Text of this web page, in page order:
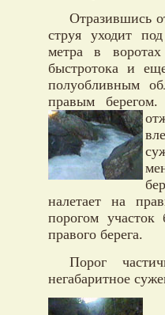
Отразившись
струя уходит
метра в
быстротока и
полуобливным
правым
налетает на
порогом
правого берега.
Порог
негабаритное